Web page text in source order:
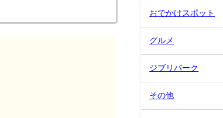
おでかけスポット
グルメ
ジブリパーク
その他